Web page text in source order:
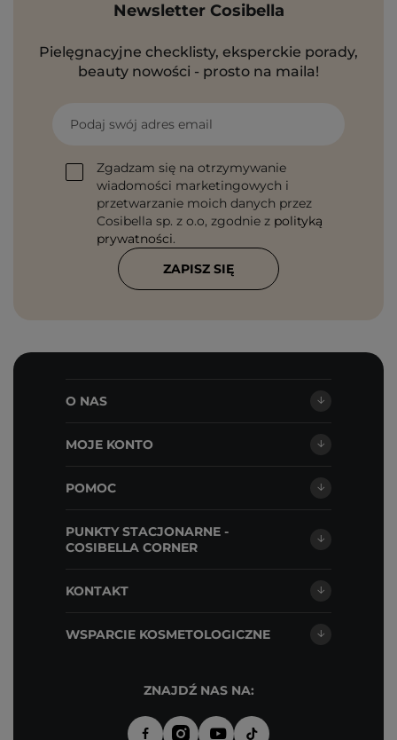
Newsletter Cosibella
Pielęgnacyjne checklisty, eksperckie porady,
beauty nowości - prosto na maila!
Podaj swój adres email
Zgadzam się na otrzymywanie
wiadomości marketingowych i
przetwarzanie moich danych przez
Cosibella sp. z o.o, zgodnie z polityką
prywatności.
ZAPISZ SIĘ
O NAS
MOJE KONTO
POMOC
PUNKTY STACJONARNE -
COSIBELLA CORNER
KONTAKT
WSPARCIE KOSMETOLOGICZNE
ZNAJDŹ NAS NA: